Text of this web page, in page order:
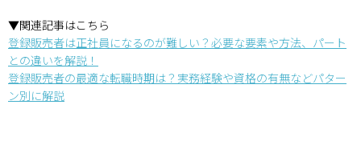
▼関連記事はこちら
登録販売者は正社員になるのが難しい？必要な要素や方法、パート
との違いを解説！
登録販売者の最適な転職時期は？実務経験や資格の有無などパター
ン別に解説